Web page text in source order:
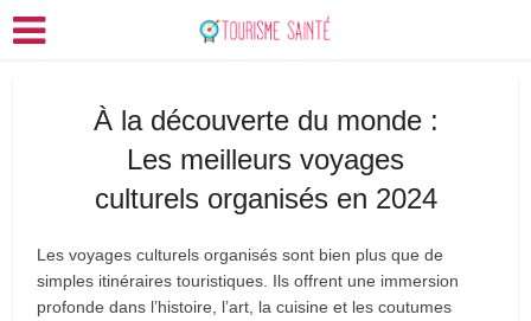
À la découverte du monde :
Les meilleurs voyages
culturels organisés en 2024
Les voyages culturels organisés sont bien plus que de
simples itinéraires touristiques. Ils offrent une immersion
profonde dans l’histoire, l’art, la cuisine et les coutumes